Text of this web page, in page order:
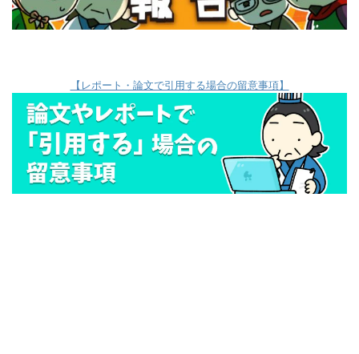
【レポート・論文で引用する場合の留意事項】